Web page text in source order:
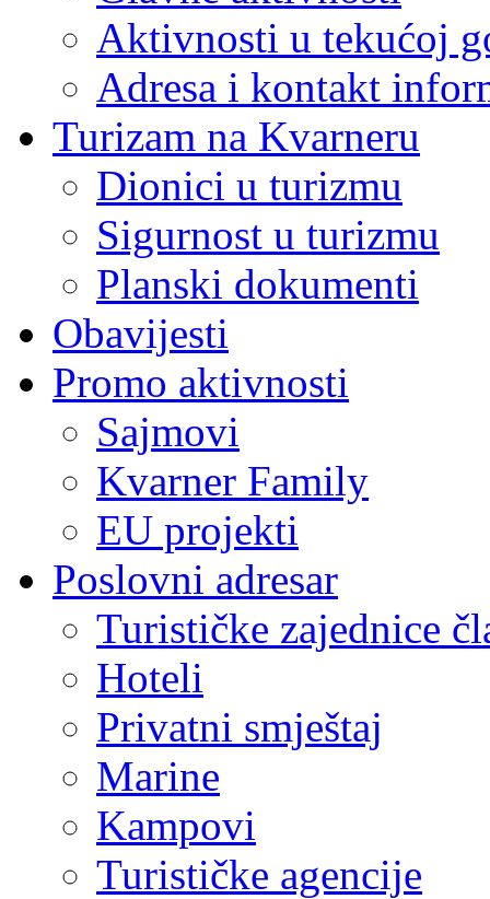
Aktivnosti u tekućoj
Adresa i kontakt
Turizam na Kvarneru
Dionici u turizmu
Sigurnost u turizmu
Planski dokumenti
Obavijesti
Promo aktivnosti
Sajmovi
Kvarner Family
EU projekti
Poslovni adresar
Turističke zajednice
Hoteli
Privatni smještaj
Marine
Kampovi
Turističke agencije